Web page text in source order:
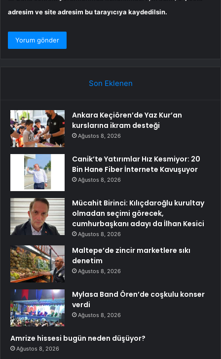
adresim ve site adresim bu tarayıcıya kaydedilsin.
Son Eklenen
Ankara Keçiören’de Yaz Kur’an
kurslarına ikram desteği
Ağustos 8, 2026
Canik’te Yatırımlar Hız Kesmiyor: 20
Bin Hane Fiber İnternete Kavuşuyor
Ağustos 8, 2026
Mücahit Birinci: Kılıçdaroğlu kurultay
olmadan seçimi görecek,
cumhurbaşkanı adayı da İlhan Kesici
Ağustos 8, 2026
Maltepe’de zincir marketlere sıkı
denetim
Ağustos 8, 2026
Mylasa Band Ören’de coşkulu konser
verdi
Ağustos 8, 2026
Amrize hissesi bugün neden düşüyor?
Ağustos 8, 2026